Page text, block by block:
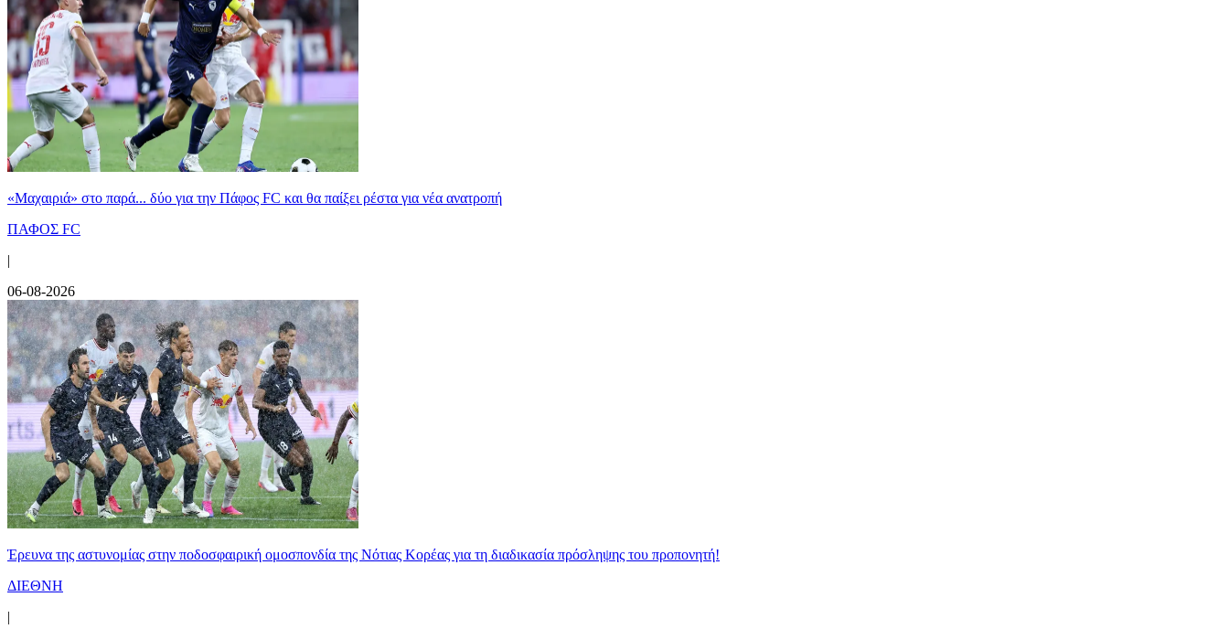
«Μαχαιριά» στο παρά... δύο για την Πάφος FC και θα παίξει ρέστα για νέα ανατροπή
ΠΑΦΟΣ FC
|
06-08-2026
Έρευνα της αστυνομίας στην ποδοσφαιρική ομοσπονδία της Νότιας Κορέας για τη διαδικασία πρόσληψης του προπονητή!
ΔΙΕΘΝΗ
|